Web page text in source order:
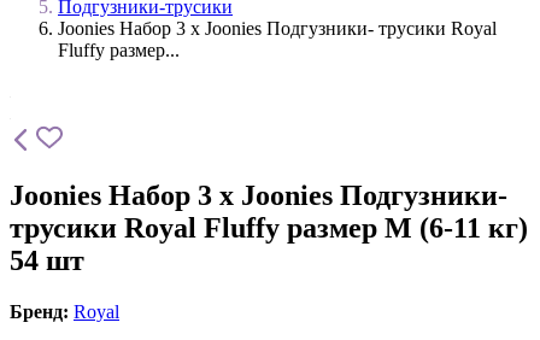
Подгузники-трусики
Joonies Набор 3 х Joonies Подгузники- трусики Royal
Fluffy размер...
Joonies Набор 3 х Joonies Подгузники-
трусики Royal Fluffy размер M (6-11 кг)
54 шт
Бренд: Royal